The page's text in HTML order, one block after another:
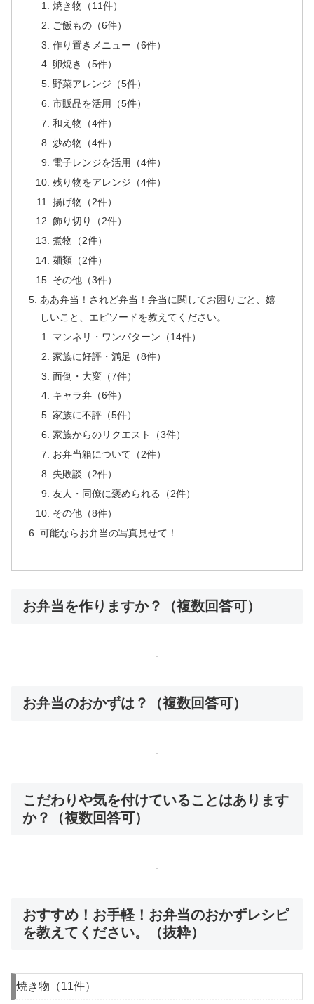
焼き物（11件）
ご飯もの（6件）
作り置きメニュー（6件）
卵焼き（5件）
野菜アレンジ（5件）
市販品を活用（5件）
和え物（4件）
炒め物（4件）
電子レンジを活用（4件）
残り物をアレンジ（4件）
揚げ物（2件）
飾り切り（2件）
煮物（2件）
麺類（2件）
その他（3件）
ああ弁当！されど弁当！弁当に関してお困りごと、嬉
しいこと、エピソードを教えてください。
マンネリ・ワンパターン（14件）
家族に好評・満足（8件）
面倒・大変（7件）
キャラ弁（6件）
家族に不評（5件）
家族からのリクエスト（3件）
お弁当箱について（2件）
失敗談（2件）
友人・同僚に褒められる（2件）
その他（8件）
可能ならお弁当の写真見せて！
お弁当を作りますか？（複数回答可）
お弁当のおかずは？（複数回答可）
こだわりや気を付けていることはあります
か？（複数回答可）
おすすめ！お手軽！お弁当のおかずレシピ
を教えてください。（抜粋）
焼き物（11件）